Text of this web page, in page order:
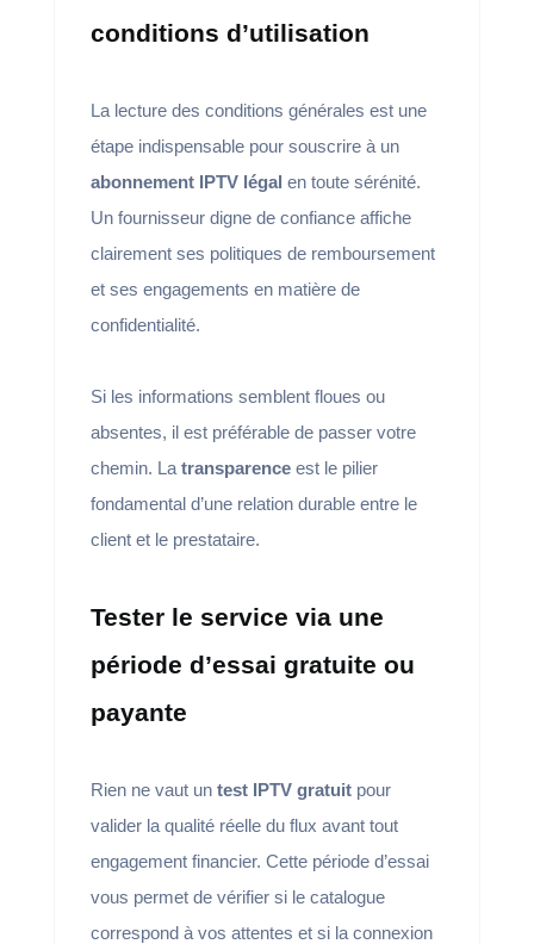
conditions d’utilisation
La lecture des conditions générales est une
étape indispensable pour souscrire à un
abonnement IPTV légal en toute sérénité.
Un fournisseur digne de confiance affiche
clairement ses politiques de remboursement
et ses engagements en matière de
confidentialité.
Si les informations semblent floues ou
absentes, il est préférable de passer votre
chemin. La transparenceest le pilier
fondamental d’une relation durable entre le
client et le prestataire.
Tester le service via une
période d’essai gratuite ou
payante
Rien ne vaut un test IPTV gratuitpour
valider la qualité réelle du flux avant tout
engagement financier. Cette période d’essai
vous permet de vérifier si le catalogue
correspond à vos attentes et si la connexion